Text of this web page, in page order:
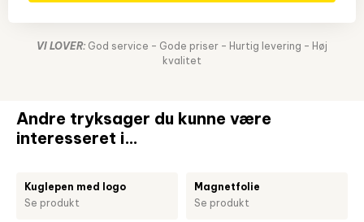
VI LOVER: God service – Gode priser – Hurtig levering – Høj
kvalitet
Andre tryksager du kunne være
interesseret i…
Kuglepen med logo
Se produkt
Magnetfolie
Se produkt